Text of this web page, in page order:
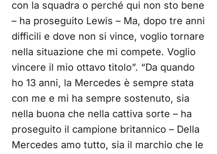
con la squadra o perché qui non sto bene
– ha proseguito Lewis – Ma, dopo tre anni
difficili e dove non si vince, voglio tornare
nella situazione che mi compete. Voglio
vincere il mio ottavo titolo”. “Da quando
ho 13 anni, la Mercedes è sempre stata
con me e mi ha sempre sostenuto, sia
nella buona che nella cattiva sorte – ha
proseguito il campione britannico – Della
Mercedes amo tutto, sia il marchio che le